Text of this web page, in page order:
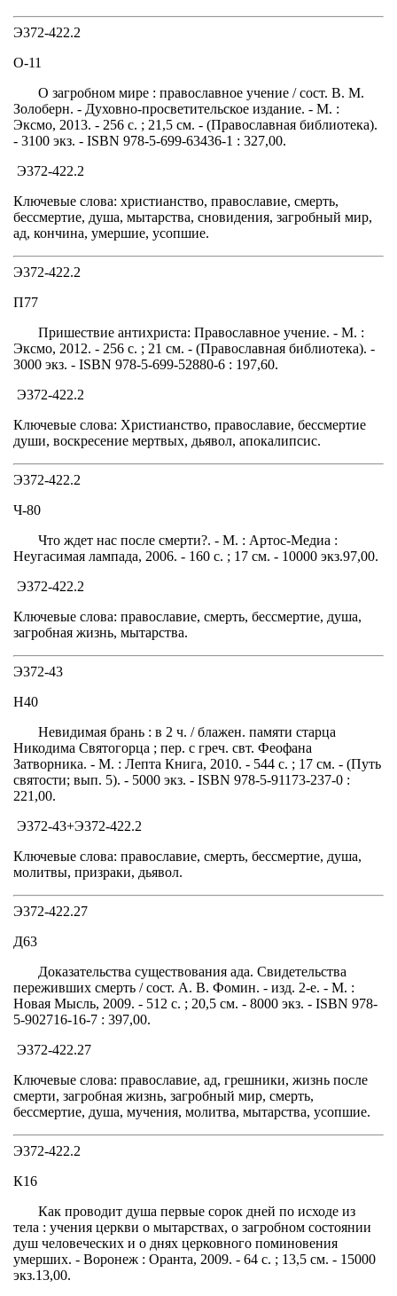
Э372-422.2
О-11
О загробном мире : православное учение / сост. В. М.
Золоберн. - Духовно-просветительское издание. - М. :
Эксмо, 2013. - 256 с. ; 21,5 см. - (Православная библиотека).
- 3100 экз. - ISBN 978-5-699-63436-1 : 327,00.
Э372-422.2
Ключевые слова: христианство, православие, смерть,
бессмертие, душа, мытарства, сновидения, загробный мир,
ад, кончина, умершие, усопшие.
Э372-422.2
П77
Пришествие антихриста: Православное учение. - М. :
Эксмо, 2012. - 256 с. ; 21 см. - (Православная библиотека). -
3000 экз. - ISBN 978-5-699-52880-6 : 197,60.
Э372-422.2
Ключевые слова: Христианство, православие, бессмертие
души, воскресение мертвых, дьявол, апокалипсис.
Э372-422.2
Ч-80
Что ждет нас после смерти?. - М. : Артос-Медиа :
Неугасимая лампада, 2006. - 160 с. ; 17 см. - 10000 экз.97,00.
Э372-422.2
Ключевые слова: православие, смерть, бессмертие, душа,
загробная жизнь, мытарства.
Э372-43
Н40
Невидимая брань : в 2 ч. / блажен. памяти старца
Никодима Святогорца ; пер. с греч. свт. Феофана
Затворника. - М. : Лепта Книга, 2010. - 544 с. ; 17 см. - (Путь
святости; вып. 5). - 5000 экз. - ISBN 978-5-91173-237-0 :
221,00.
Э372-43+Э372-422.2
Ключевые слова: православие, смерть, бессмертие, душа,
молитвы, призраки, дьявол.
Э372-422.27
Д63
Доказательства существования ада. Свидетельства
переживших смерть / сост. А. В. Фомин. - изд. 2-е. - М. :
Новая Мысль, 2009. - 512 с. ; 20,5 см. - 8000 экз. - ISBN 978-
5-902716-16-7 : 397,00.
Э372-422.27
Ключевые слова: православие, ад, грешники, жизнь после
смерти, загробная жизнь, загробный мир, смерть,
бессмертие, душа, мучения, молитва, мытарства, усопшие.
Э372-422.2
К16
Как проводит душа первые сорок дней по исходе из
тела : учения церкви о мытарствах, о загробном состоянии
душ человеческих и о днях церковного поминовения
умерших. - Воронеж : Оранта, 2009. - 64 с. ; 13,5 см. - 15000
экз.13,00.